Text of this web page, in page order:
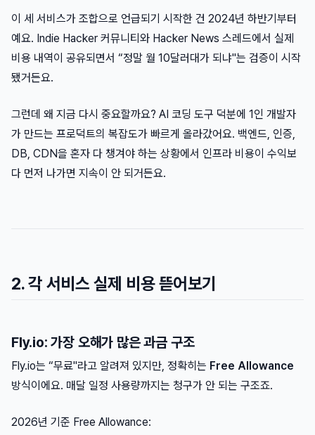
이 세 서비스가 조합으로 언급되기 시작한 건 2024년 하반기부터
예요. Indie Hacker 커뮤니티와 Hacker News 스레드에서 실제
비용 내역이 공유되면서 “정말 월 10달러대가 되냐"는 검증이 시작
됐거든요.
그런데 왜 지금 다시 중요할까요? AI 코딩 도구 덕분에 1인 개발자
가 만드는 프로덕트의 복잡도가 빠르게 올라갔어요. 백엔드, 인증,
DB, CDN을 혼자 다 챙겨야 하는 상황에서 인프라 비용이 수익보
다 먼저 나가면 지속이 안 되거든요.
2. 각 서비스 실제 비용 뜯어보기
Fly.io: 가장 오해가 많은 과금 구조
Fly.io는 “무료"라고 알려져 있지만, 정확히는 Free Allowance
방식이에요. 매달 일정 사용량까지는 청구가 안 되는 구조죠.
2026년 기준 Free Allowance: